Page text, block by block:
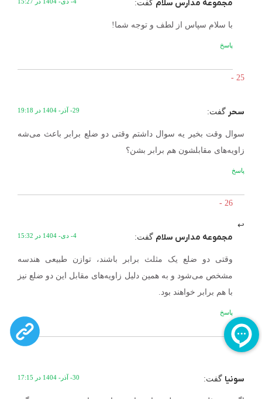
مجموعه مدارس سلام گفت:
با سلام سپاس از لطف و توجه شما!
پاسخ
سحر گفت: 29- آذر- 1404 در 19:18
سوال وقت بخیر یه سوال داشتم وقتی دو ضلع برابر باعث می‌شه
زاویه‌های مقابلشون هم برابر بشن؟
پاسخ
مجموعه مدارس سلام گفت: 4- دی- 1404 در 15:32
وقتی دو ضلع یک مثلث برابر باشند، توازن طبیعی هندسه
مشخص می‌شود و به همین دلیل زاویه‌های مقابل این دو ضلع نیز
با هم برابر خواهند بود.
پاسخ
سونیا گفت: 30- آذر- 1404 در 17:15